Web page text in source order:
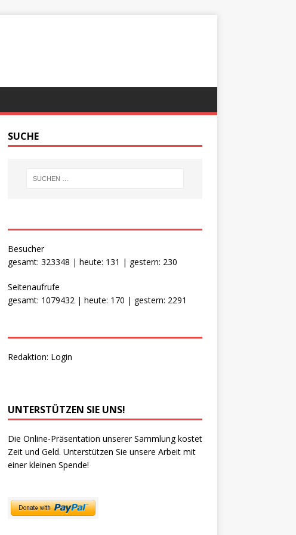
SUCHE
Besucher
gesamt: 323348 | heute: 131 | gestern: 230
Seitenaufrufe
gesamt: 1079432 | heute: 170 | gestern: 2291
Redaktion: Login
UNTERSTÜTZEN SIE UNS!
Die Online-Präsentation unserer Sammlung kostet
Zeit und Geld. Unterstützen Sie unsere Arbeit mit
einer kleinen Spende!